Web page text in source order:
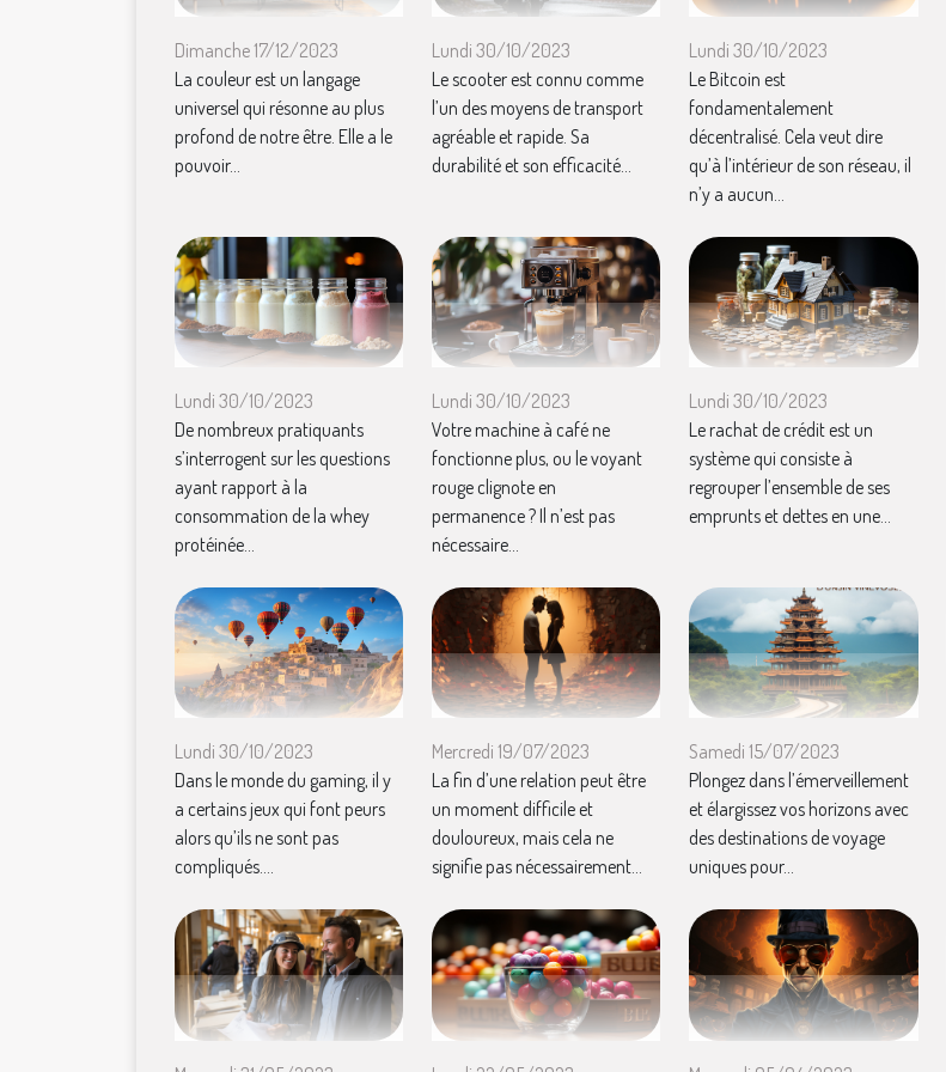
Dimanche 17/12/2023
La couleur est un langage
universel qui résonne au plus
profond de notre être. Elle a le
pouvoir...
Lundi 30/10/2023
Le scooter est connu comme
l’un des moyens de transport
agréable et rapide. Sa
durabilité et son efficacité...
Lundi 30/10/2023
Le Bitcoin est
fondamentalement
décentralisé. Cela veut dire
qu’à l’intérieur de son réseau, il
n’y a aucun...
Lundi 30/10/2023
De nombreux pratiquants
s’interrogent sur les questions
ayant rapport à la
consommation de la whey
protéinée...
Lundi 30/10/2023
Votre machine à café ne
fonctionne plus, ou le voyant
rouge clignote en
permanence ? Il n’est pas
nécessaire...
Lundi 30/10/2023
Le rachat de crédit est un
système qui consiste à
regrouper l’ensemble de ses
emprunts et dettes en une...
Lundi 30/10/2023
Dans le monde du gaming, il y
a certains jeux qui font peurs
alors qu’ils ne sont pas
compliqués....
Mercredi 19/07/2023
La fin d’une relation peut être
un moment difficile et
douloureux, mais cela ne
signifie pas nécessairement...
Samedi 15/07/2023
Plongez dans l’émerveillement
et élargissez vos horizons avec
des destinations de voyage
uniques pour...